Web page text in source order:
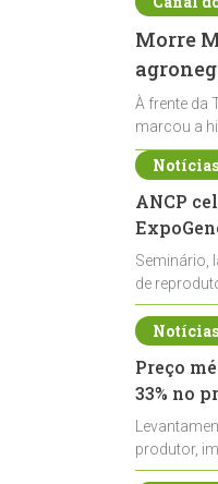
Morre
À frente da
marcou a
ANCP
Seminário,
de
durante a
Preço
33% no
produtor,
de leite cru